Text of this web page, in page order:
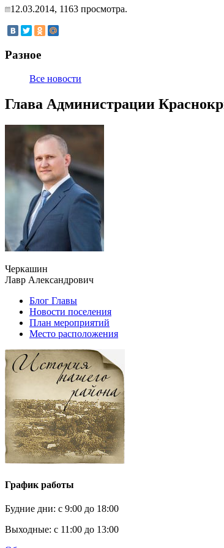
12.03.2014, 1163 просмотра.
Разное
Все новости
Глава Администрации
Черкашин
Лавр Александрович
Блог Главы
Новости поселения
План мероприятий
Место расположения
График работы
Будние дни: c 9:00 до 18:00
Выходные: с 11:00 до 13:00